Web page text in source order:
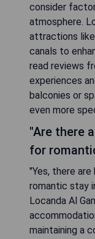
consider
atmosphere.
attractions like
canals to
read reviews
experiences
balconies or
even more
"Are there
for
"Yes, there
romantic stay
Locanda Al
maintaining a